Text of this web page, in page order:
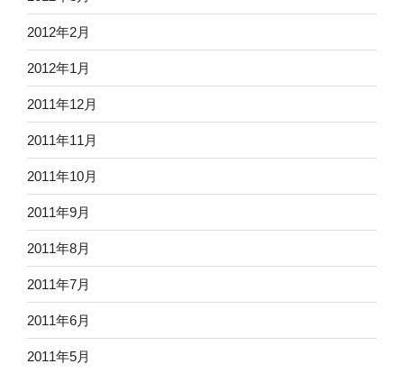
2012年2月
2012年1月
2011年12月
2011年11月
2011年10月
2011年9月
2011年8月
2011年7月
2011年6月
2011年5月